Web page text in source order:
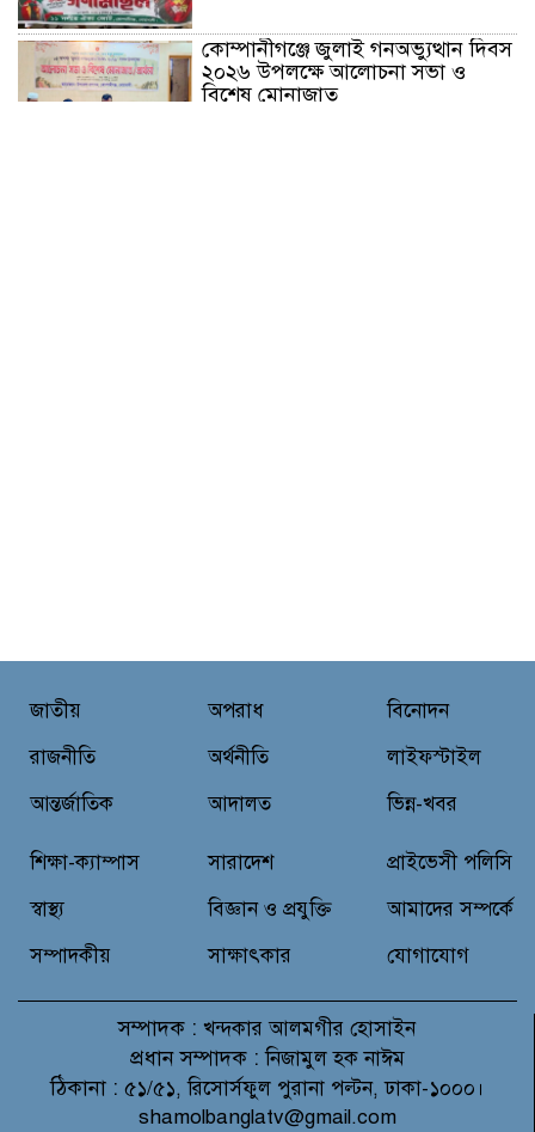
কোম্পানীগঞ্জে জুলাই গনঅভ্যুত্থান দিবস
২০২৬ উপলক্ষে আলোচনা সভা ও
বিশেষ মোনাজাত
নবীনগরে জুলাই গণঅভ্যুত্থান দিবস
প্রতিযোগিতা ও চারা বিতরণ
মাগুরায় জুলাই গণঅভ্যুত্থান দিবসে
মাহফিল অনুষ্ঠিত
জাতীয়
রাজনীতি
আন্তর্জাতিক
অপরাধ
অর্থনীতি
আদালত
বিনোদন
লাইফস্টাইল
ভিন্ন-খবর
শিক্ষা-ক্যাম্পাস
স্বাস্থ্য
সম্পাদকীয়
সারাদেশ
বিজ্ঞান ও প্রযুক্তি
সাক্ষাৎকার
প্রাইভেসী পলিসি
আমাদের সম্পর্কে
যোগাযোগ
সম্পাদক : খন্দকার আলমগীর হোসাইন
প্রধান সম্পাদক : নিজামুল হক নাঈম
ঠিকানা : ৫১/৫১, রিসোর্সফুল পুরানা পল্টন, ঢাকা-১০০০।
shamolbanglatv@gmail.com